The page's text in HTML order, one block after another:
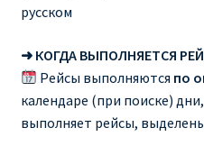
русском
➜ КОГДА ВЫПОЛНЯЕТСЯ
Рейсы выполняются по
календаре (при поиске)
выполняет рейсы,